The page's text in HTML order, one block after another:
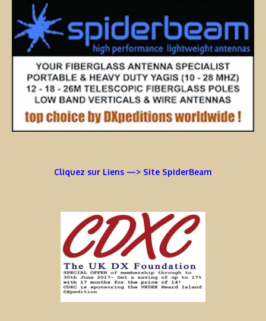
Cliquez sur Liens —> Site SpiderBeam